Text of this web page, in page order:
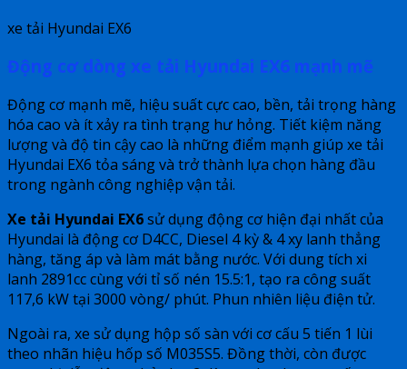
xe tải Hyundai EX6
Động cơ dòng xe tải Hyundai EX6 mạnh mẽ
Động cơ mạnh mẽ, hiệu suất cực cao, bền, tải trọng hàng
hóa cao và ít xảy ra tình trạng hư hỏng. Tiết kiệm năng
lượng và độ tin cậy cao là những điểm mạnh giúp xe tải
Hyundai EX6 tỏa sáng và trở thành lựa chọn hàng đầu
trong ngành công nghiệp vận tải.
Xe tải Hyundai EX6sử dụng động cơ hiện đại nhất của
Hyundai là động cơ D4CC, Diesel 4 kỳ & 4 xy lanh thẳng
hàng, tăng áp và làm mát bằng nước. Với dung tích xi
lanh 2891cc cùng với tỉ số nén 15.5:1, tạo ra công suất
117,6 kW tại 3000 vòng/ phút. Phun nhiên liệu điện tử.
Ngoài ra, xe sử dụng hộp số sàn với cơ cấu 5 tiến 1 lùi
theo nhãn hiệu hốp số M035S5. Đồng thời, còn được